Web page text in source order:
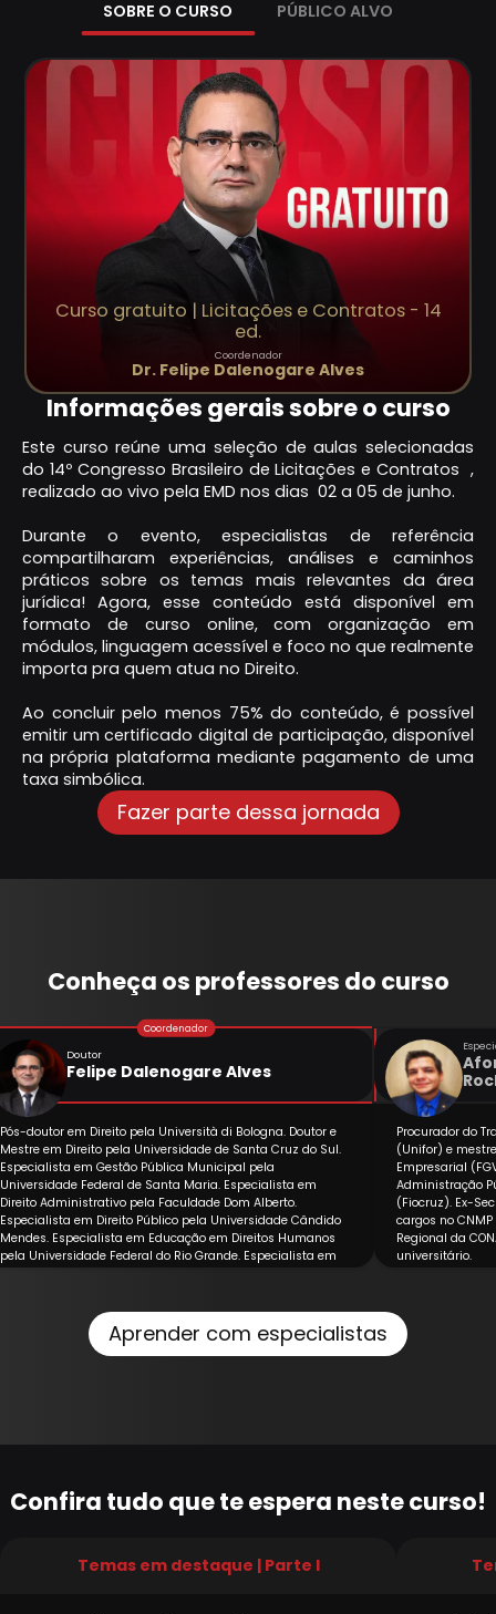
SOBRE O CURSO PÚBLICO ALVO
Curso gratuito | Licitações e Contratos - 14
ed.
Coordenador
Dr. Felipe Dalenogare Alves
Informações gerais sobre o curso
Este curso reúne uma seleção de aulas selecionadas
do 14º Congresso Brasileiro de Licitações e Contratos ,
realizado ao vivo pela EMD nos dias 02 a 05 de junho.
Durante o evento, especialistas de referência
compartilharam experiências, análises e caminhos
práticos sobre os temas mais relevantes da área
jurídica! Agora, esse conteúdo está disponível em
formato de curso online, com organização em
módulos, linguagem acessível e foco no que realmente
importa pra quem atua no Direito.
Ao concluir pelo menos 75% do conteúdo, é possível
emitir um certificado digital de participação, disponível
na própria plataforma mediante pagamento de uma
taxa simbólica.
Fazer parte dessa jornada
Conheça os professores do curso
Doutor
Felipe Dalenogare Alves
Pós-doutor em Direito pela Università di Bologna. Doutor e
Mestre em Direito pela Universidade de Santa Cruz do Sul.
Especialista em Gestão Pública Municipal pela
Universidade Federal de Santa Maria. Especialista em
Direito Administrativo pela Faculdade Dom Alberto.
Especialista em Direito Público pela Universidade Cândido
Mendes. Especialista em Educação em Direitos Humanos
pela Universidade Federal do Rio Grande. Especialista em
Atualmente exerce cargo de supervisão na Administração
Central do Ministério da Defesa. Atua na Administração
Pública Federal desde 2004, trabalhando com Gestão de
ADMINISTRATIVO.
Procurador do
(Unifor) e
Empresarial
Administração
(Fiocruz). Ex-
cargos no
Regional da
universitário.
Aprender com especialistas
Confira tudo que te espera neste curso!
Temas em destaque | Parte I